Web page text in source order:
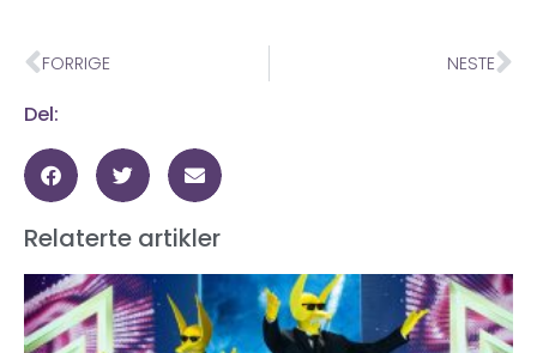
FORRIGE NESTE
Del:
Relaterte artikler